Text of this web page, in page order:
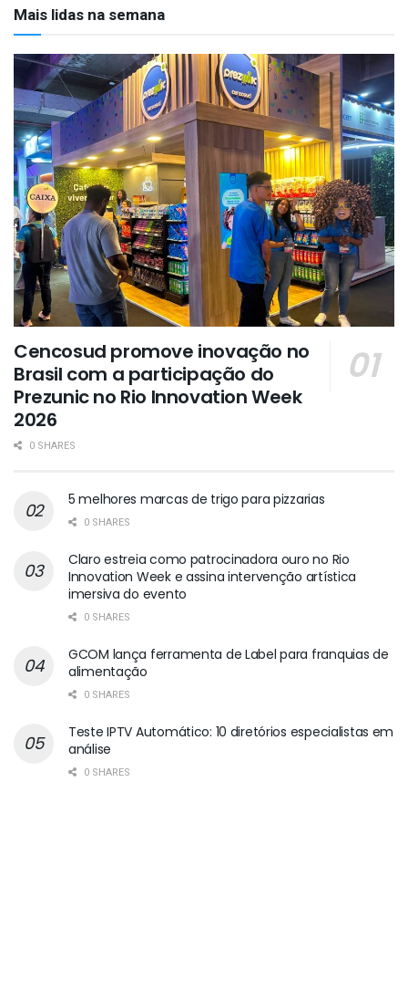
Mais lidas na semana
Cencosud promove inovação no
Brasil com a participação do
Prezunic no Rio Innovation Week
2026
0 SHARES
5 melhores marcas de trigo para pizzarias
0 SHARES
Claro estreia como patrocinadora ouro no Rio
Innovation Week e assina intervenção artística
imersiva do evento
0 SHARES
GCOM lança ferramenta de Label para franquias de
alimentação
0 SHARES
Teste IPTV Automático: 10 diretórios especialistas em
análise
0 SHARES